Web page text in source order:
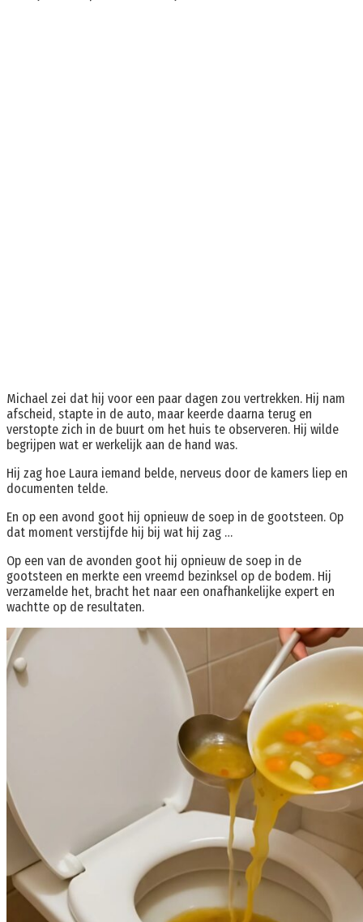
Michael zei dat hij voor een paar dagen zou vertrekken. Hij nam
afscheid, stapte in de auto, maar keerde daarna terug en
verstopte zich in de buurt om het huis te observeren. Hij wilde
begrijpen wat er werkelijk aan de hand was.
Hij zag hoe Laura iemand belde, nerveus door de kamers liep en
documenten telde.
En op een avond goot hij opnieuw de soep in de gootsteen. Op
dat moment verstijfde hij bij wat hij zag …
Op een van de avonden goot hij opnieuw de soep in de
gootsteen en merkte een vreemd bezinksel op de bodem. Hij
verzamelde het, bracht het naar een onafhankelijke expert en
wachtte op de resultaten.